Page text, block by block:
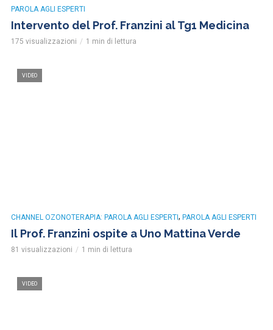
PAROLA AGLI ESPERTI
Intervento del Prof. Franzini al Tg1 Medicina
175 visualizzazioni 1 min di lettura
VIDEO
CHANNEL OZONOTERAPIA: PAROLA AGLI ESPERTI, PAROLA AGLI ESPERTI
Il Prof. Franzini ospite a Uno Mattina Verde
81 visualizzazioni 1 min di lettura
VIDEO